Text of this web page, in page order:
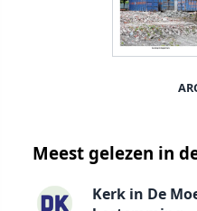
Meest gelezen in
Kerk in De